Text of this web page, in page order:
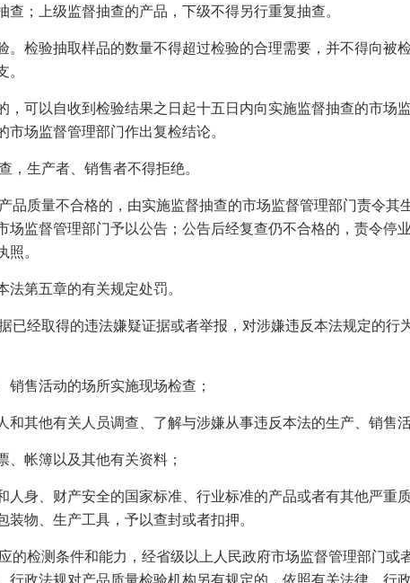
；上级监督抽查的产品，下级不得另行重复抽查。
。检验抽取样品的数量不得超过检验的合理需要，并不得向被
，可以自收到检验结果之日起十五日内向实施监督抽查的市场
场监督管理部门作出复检结论。
，生产者、销售者不得拒绝。
品质量不合格的，由实施监督抽查的市场监督管理部门责令其
监督管理部门予以公告；公告后经复查仍不合格的，责令停
。
第五章的有关规定处罚。
已经取得的违法嫌疑证据或者举报，对涉嫌违反本法规定的行
销售活动的场所实施现场检查；
和其他有关人员调查、了解与涉嫌从事违反本法的生产、销售
、帐簿以及其他有关资料；
人身、财产安全的国家标准、行业标准的产品或者有其他严重
物、生产工具，予以查封或者扣押。
的检测条件和能力，经省级以上人民政府市场监督管理部门或